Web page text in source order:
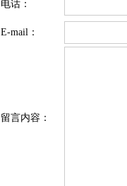
电话：
E-mail：
留言内容：